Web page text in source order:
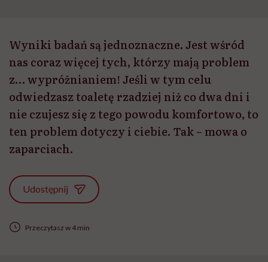
Wyniki badań są jednoznaczne. Jest wśród
nas coraz więcej tych, którzy mają problem
z… wypróżnianiem! Jeśli w tym celu
odwiedzasz toaletę rzadziej niż co dwa dni i
nie czujesz się z tego powodu komfortowo, to
ten problem dotyczy i ciebie. Tak – mowa o
zaparciach.
Udostępnij
Przeczytasz w 4 min